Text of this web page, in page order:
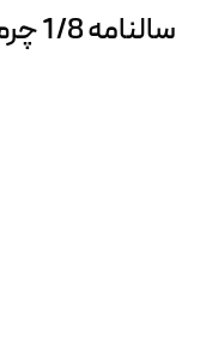
سالنامه 1/8 چرم دلوین